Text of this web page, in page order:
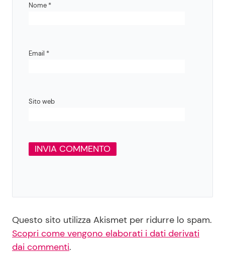
Nome *
Email *
Sito web
Questo sito utilizza Akismet per ridurre lo spam.
Scopri come vengono elaborati i dati derivati
dai commenti.